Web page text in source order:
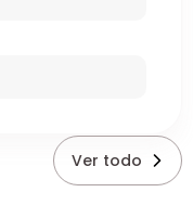
Ver todo